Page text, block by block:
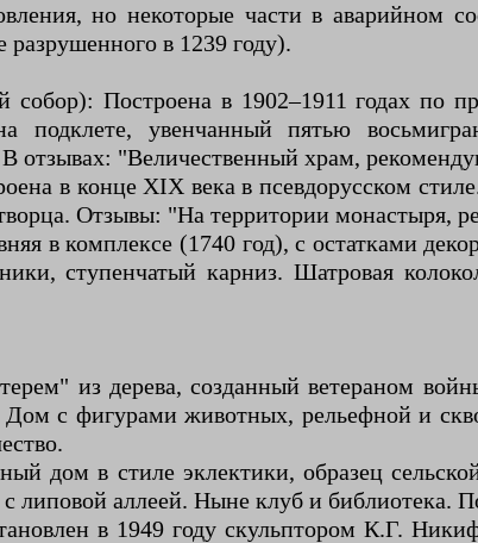
но некоторые части в аварийном
в 1239 году).
собор): Построена в 1902–1911 годах по
подклете, увенчанный пятью
"Величественный храм,
в конце XIX века в псевдорусском
Отзывы: "На территории монастыря,
в комплексе (1740 год), с остатками
ступенчатый карниз. Шатровая
из дерева, созданный ветераном
с фигурами животных, рельефной и
дом в стиле эклектики, образец
липовой аллеей. Ныне клуб и библиотека.
в 1949 году скульптором К.Г.